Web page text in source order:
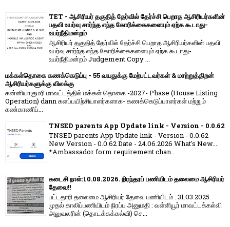
TET - ஆசிரியர் தகுதித் தேர்வில் தேர்ச்சி பெறாத ஆசிரியர்களின்
பதவி உயர்வு சார்ந்த எந்த கோரிக்கைகளையும் ஏற்க கூடாது-
உயர்நீதிமன்றம்
ஆசிரியர் தகுதித் தேர்வில் தேர்ச்சி பெறாத ஆசிரியர்களின் பதவி
உயர்வு சார்ந்த எந்த கோரிக்கைகளையும் ஏற்க கூடாது-
உயர்நீதிமன்றம் Judgement Copy ...
மக்கள்தொகை கணக்கெடுப்பு - 55 வயதுக்கு மேற்பட்டவர்கள் & மாற்றுத்திறன்
ஆசிரியர்களுக்கு விலக்கு
கன்னியாகுமரி மாவட்டத்தில் மக்கள் தொகை -2027- Phase (House Listing
Operation) dann களப்பயிற்சியாளர்களாக- கணக்கெடுப்பாளர்கள் மற்றும்
கண்காணிப்...
TNSED parents App Update link - Version - 0.0.62
TNSED parents App Update link - Version - 0.0.62
New Version - 0.0.62 Date - 24.06.2026 What's New....
*Ambassador form requirement chan...
கடைசி நாள்:10.08.2026. நிரந்தரப் பணியிடம் தலைமை ஆசிரியர்
தேவை!!
பட்டதாரி தலைமை ஆசிரியர் தேவை பணியிடம் : 31.03.2025
முதல் காலிப்பணியிடம் நிரப்ப அனுமதி : வள்ளியூர் மாவட்டக்கல்வி
அலுவலரின் (தொடக்கக்கல்வி) செ...